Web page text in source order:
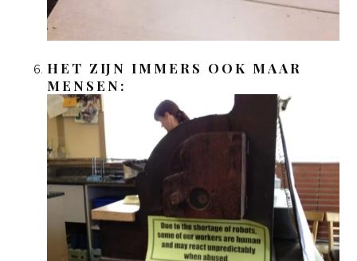
HET ZIJN IMMERS OOK MAAR
MENSEN: